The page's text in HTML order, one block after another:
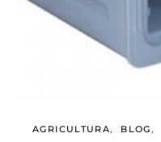
AGRICULTURA BLOG